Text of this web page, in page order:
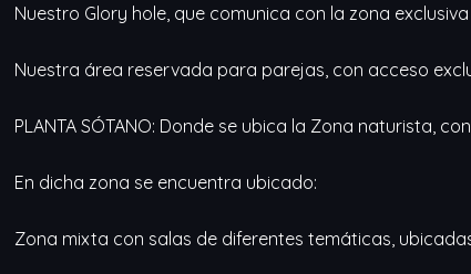
Nuestro Glory hole, que comunica con la zona
Nuestra área reservada para parejas, con acceso
PLANTA SÓTANO: Donde se ubica la Zona naturista,
En dicha zona se encuentra ubicado:
Zona mixta con salas de diferentes temáticas,